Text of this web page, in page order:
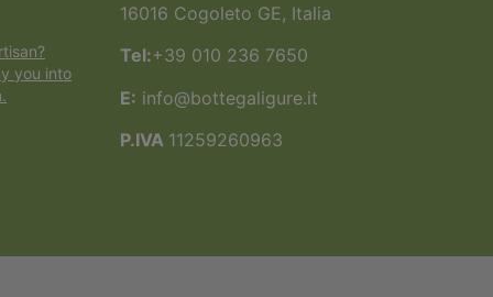
you into
16016 Cogoleto GE, Italia
Tel:+39 010 236 7650
E: info@bottegaligure.it
P.IVA 11259260963